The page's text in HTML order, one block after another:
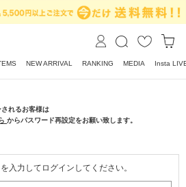
NEW ARRIVAL RANKING MEDIA Insta
れるお客様は
からパスワード再設定をお願い致します。
入力してログインしてください。